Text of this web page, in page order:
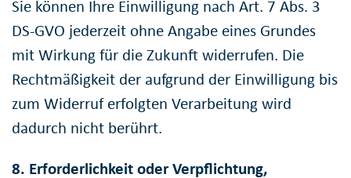
Sie können Ihre Einwilligung nach Art. 7 Abs. 3
DS-GVO jederzeit ohne Angabe eines Grundes
mit Wirkung für die Zukunft widerrufen. Die
Rechtmäßigkeit der aufgrund der Einwilligung bis
zum Widerruf erfolgten Verarbeitung wird
dadurch nicht berührt.
8. Erforderlichkeit oder Verpflichtung,